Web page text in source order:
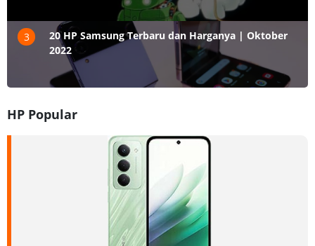
3
20 HP Samsung Terbaru dan Harganya | Oktober
2022
HP Popular